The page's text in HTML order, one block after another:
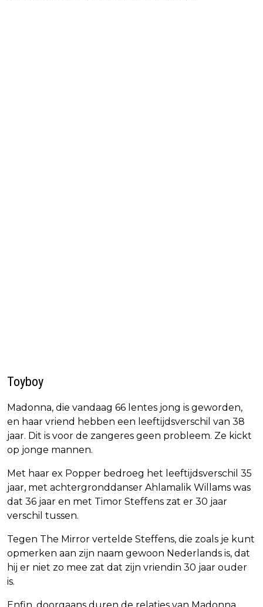
Toyboy
Madonna, die vandaag 66 lentes jong is geworden,
en haar vriend hebben een leeftijdsverschil van 38
jaar. Dit is voor de zangeres geen probleem. Ze kickt
op jonge mannen.
Met haar ex Popper bedroeg het leeftijdsverschil 35
jaar, met achtergronddanser Ahlamalik Willams was
dat 36 jaar en met Timor Steffens zat er 30 jaar
verschil tussen.
Tegen The Mirror vertelde Steffens, die zoals je kunt
opmerken aan zijn naam gewoon Nederlands is, dat
hij er niet zo mee zat dat zijn vriendin 30 jaar ouder
is.